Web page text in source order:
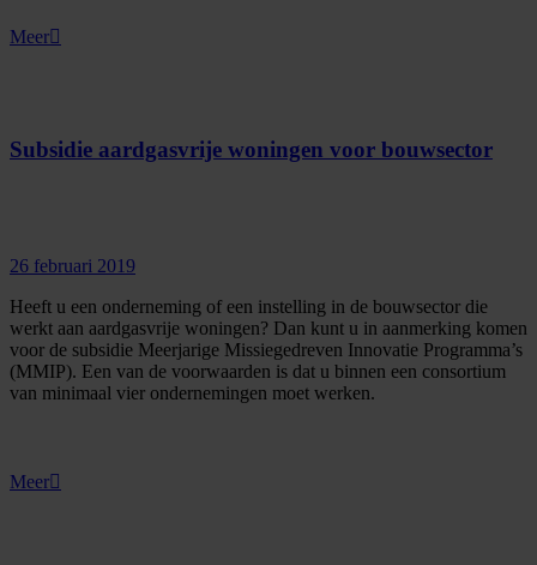
Meer
Subsidie aardgasvrije woningen voor bouwsector
26 februari 2019
Heeft u een onderneming of een instelling in de bouwsector die
werkt aan aardgasvrije woningen? Dan kunt u in aanmerking komen
voor de subsidie Meerjarige Missiegedreven Innovatie Programma’s
(MMIP). Een van de voorwaarden is dat u binnen een consortium
van minimaal vier ondernemingen moet werken.
Meer